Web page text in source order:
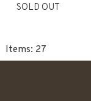
SOLD OUT
27